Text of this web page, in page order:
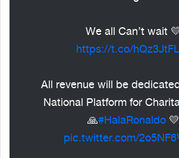
We all Can’t wait
https://t.co/
All revenue will be
National Platform for
🙏#HalaRonaldo💛
pic.twitter.com/